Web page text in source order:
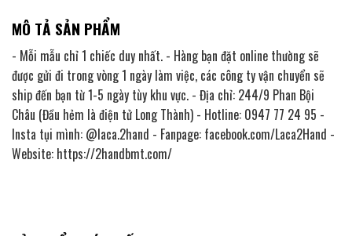
MÔ TẢ SẢN PHẨM
- Mỗi mẫu chỉ 1 chiếc duy nhất. - Hàng bạn đặt online thường sẽ
được gửi đi trong vòng 1 ngày làm việc, các công ty vận chuyển sẽ
ship đến bạn từ 1-5 ngày tùy khu vực. - Địa chỉ: 244/9 Phan Bội
Châu (Đầu hẻm là điện tử Long Thành) - Hotline: 0947 77 24 95 -
Insta tụi mình: @laca.2hand - Fanpage: facebook.com/Laca2Hand -
Website: https://2handbmt.com/